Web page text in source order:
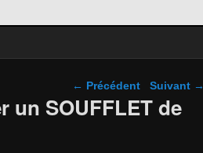
Navigation dans les
articles
← Précédent Suivant →
un SOUFFLET de